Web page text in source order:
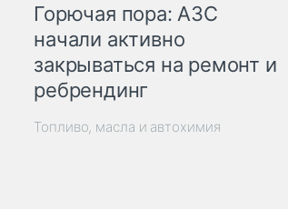
Горючая пора: АЗС
начали активно
закрываться на ремонт и
ребрендинг
Топливо, масла и автохимия